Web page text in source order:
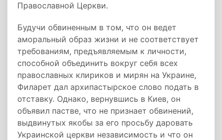
Православной Церкви.
Будучи обвиненным в том, что он ведет
аморальный образ жизни и не соответствует
требованиям, предъявляемым к личности,
способной объединить вокруг себя всех
православных клириков и мирян на Украине,
Филарет дал архипастырское слово подать в
отставку. Однако, вернувшись в Киев, он
объявил пастве, что не признает обвинений,
выдвинутых якобы за его просьбу даровать
Украинской церкви независимость и что он